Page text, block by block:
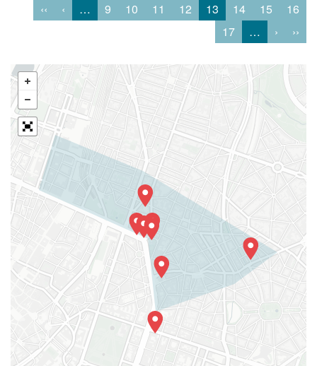
‹‹ ‹ … 9 10 11 12 13 14 15
16
17
… › ››